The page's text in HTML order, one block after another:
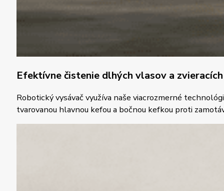
Efektívne čistenie dlhých vlasov a
Robotický vysávač využíva naše viacrozmerné
tvarovanou hlavnou kefou a bočnou kefkou proti